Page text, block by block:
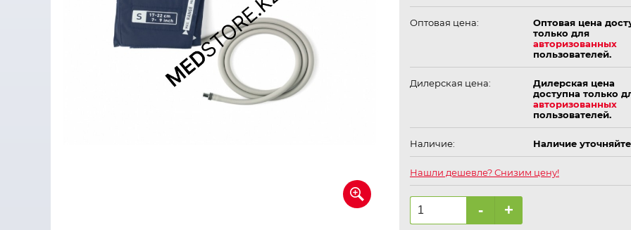
Оптовая цена:
Оптовая цена
только для
авторизованных
пользователей.
Дилерская цена:
Дилерская цена
доступна только
авторизованных
пользователей.
Наличие: Наличие уточняйте
Нашли дешевле? Снизим цену!
- +